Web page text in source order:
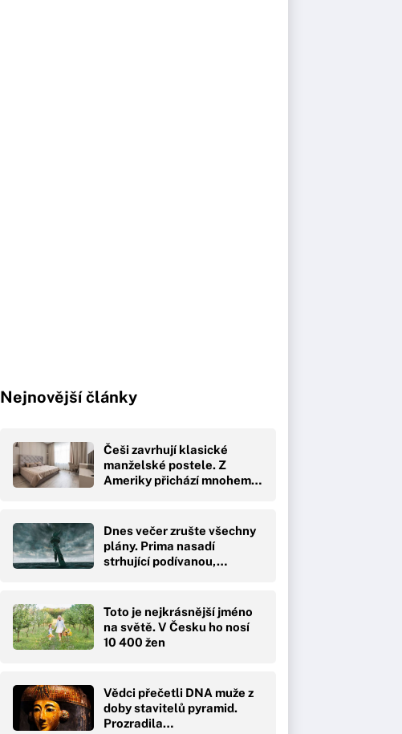
Nejnovější články
Češi zavrhují klasické
manželské postele. Z
Ameriky přichází mnohem…
Dnes večer zrušte všechny
plány. Prima nasadí
strhující podívanou,…
Toto je nejkrásnější jméno
na světě. V Česku ho nosí
10 400 žen
Vědci přečetli DNA muže z
doby stavitelů pyramid.
Prozradila…